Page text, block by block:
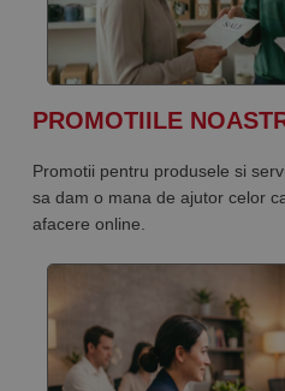
PROMOTIILE
Promotii pentru produsele si
sa dam o mana de ajutor celor
afacere online.